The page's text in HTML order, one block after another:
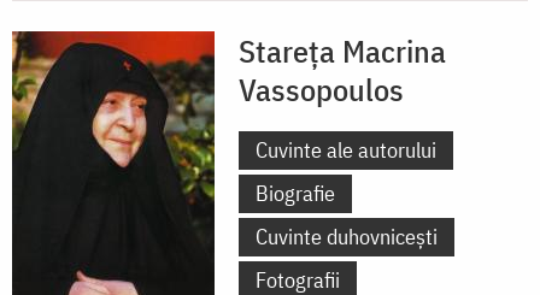
Stareța Macrina
Vassopoulos
Cuvinte ale autorului
Biografie
Cuvinte duhovnicești
Fotografii